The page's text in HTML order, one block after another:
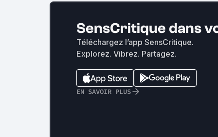
SensCritique dans
Téléchargez l’app SensCritique.
Explorez. Vibrez. Partagez.
EN SAVOIR PLUS